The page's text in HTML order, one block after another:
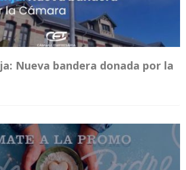
Nueva bandera donada por la